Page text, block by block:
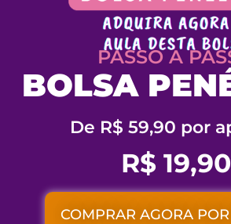
PASSO A
BOLSA
De R$ 59,90 por
R$ 19,90
COMPRAR AGORA